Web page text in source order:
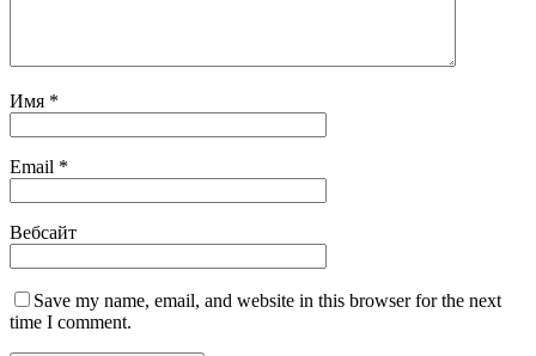
Имя *
Email *
Вебсайт
Save my name, email, and website in this browser for the next
time I comment.